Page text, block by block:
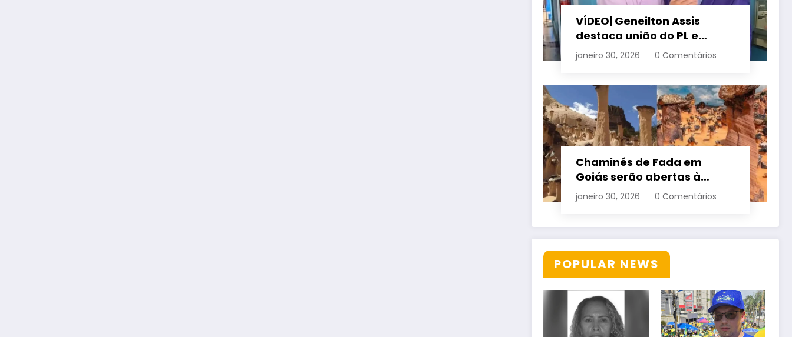
VÍDEO| Geneilton Assis
destaca união do PL e
consolidação de apoio a
Maycon Tombini em Jataí
janeiro 30, 2026 0 Comentários
Chaminés de Fada em
Goiás serão abertas à
visitação controlada
janeiro 30, 2026 0 Comentários
POPULAR NEWS